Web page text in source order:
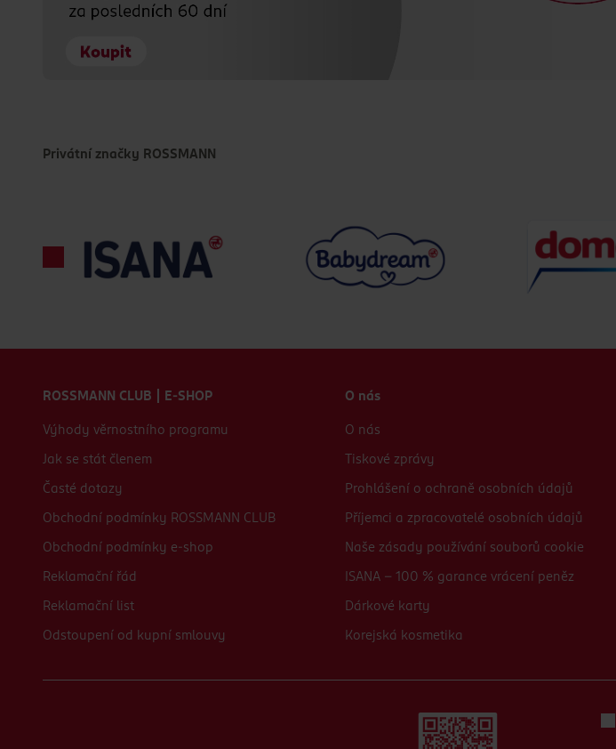
Privátní značky ROSSMANN
ROSSMANN CLUB | E-SHOP
Výhody věrnostního programu
Jak se stát členem
Časté dotazy
Obchodní podmínky ROSSMANN CLUB
Obchodní podmínky e-shop
Reklamační řád
Reklamační list
Odstoupení od kupní smlouvy
O nás
O nás
Tiskové zprávy
Prohlášení o ochraně osobních údajů
Příjemci a zpracovatelé osobních údajů
Naše zásady používání souborů cookie
ISANA - 100 % garance vrácení peněz
Dárkové karty
Korejská kosmetika